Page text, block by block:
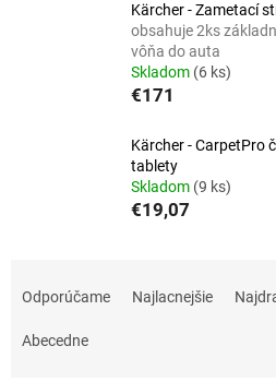
Kärcher - Zametací
obsahuje 2ks
vôňa do auta
Skladom (6 ks)
€171
Kärcher - CarpetPro
tablety
Skladom (9 ks)
€19,07
Odporúčame Najlacnejšie
Abecedne